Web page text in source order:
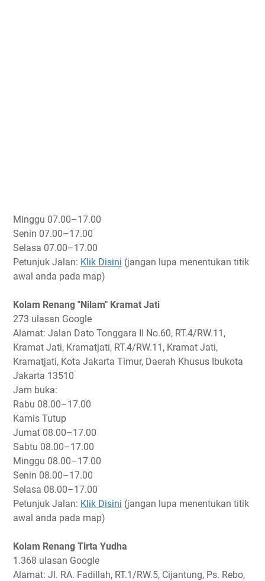
Minggu 07.00–17.00
Senin 07.00–17.00
Selasa 07.00–17.00
Petunjuk Jalan: Klik Disini (jangan lupa menentukan titik
awal anda pada map)
Kolam Renang "Nilam" Kramat Jati
273 ulasan Google
Alamat: Jalan Dato Tonggara II No.60, RT.4/RW.11,
Kramat Jati, Kramatjati, RT.4/RW.11, Kramat Jati,
Kramatjati, Kota Jakarta Timur, Daerah Khusus Ibukota
Jakarta 13510
Jam buka:
Rabu 08.00–17.00
Kamis Tutup
Jumat 08.00–17.00
Sabtu 08.00–17.00
Minggu 08.00–17.00
Senin 08.00–17.00
Selasa 08.00–17.00
Petunjuk Jalan: Klik Disini (jangan lupa menentukan titik
awal anda pada map)
Kolam Renang Tirta Yudha
1.368 ulasan Google
Alamat: Jl. RA. Fadillah, RT.1/RW.5, Cijantung, Ps. Rebo,